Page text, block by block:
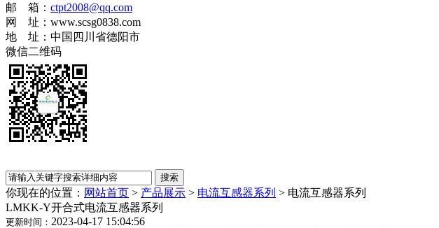
邮 箱： ctpt2008@qq.com
网 址：www.scsg0838.com
地 址：中国四川省德阳市
微信二维码
你现在的位置： 网站首页 > 产品展示 > 电流互感器系列 > 电流互感器系列
LMKK-Y开合式电流互感器系列
更新时间： 2023-04-17 15:04:56